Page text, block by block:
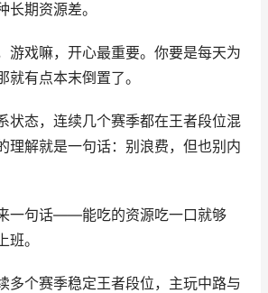
长期资源差。
游戏嘛，开心最重要。你要是每天为
就有点本末倒置了。
状态，连续几个赛季都在王者段位混
理解就是一句话：别浪费，但也别内
一句话——能吃的资源吃一口就够
。
多个赛季稳定王者段位，主玩中路与